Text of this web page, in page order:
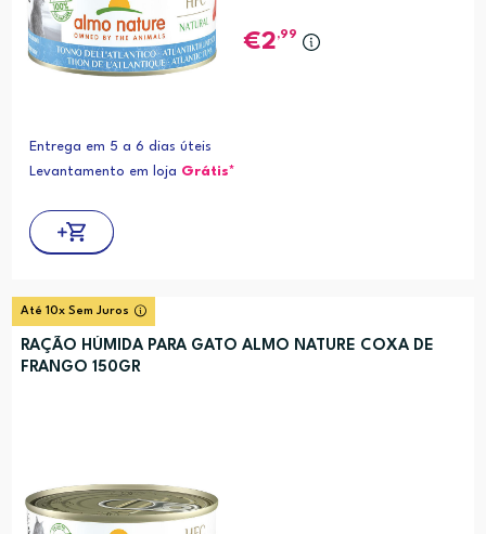
2,99
Entrega em 5 a 6 dias úteis
Levantamento em loja Grátis*
Até 10x Sem Juros
RAÇÃO HÚMIDA PARA GATO ALMO NATURE COXA DE
FRANGO 150GR